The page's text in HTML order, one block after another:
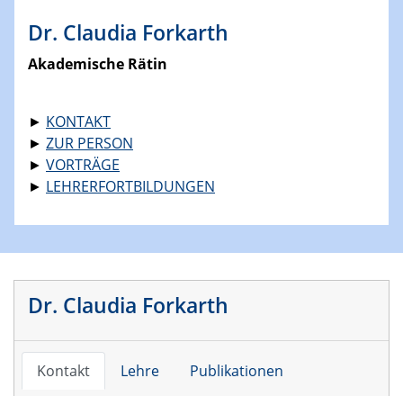
Dr. Claudia Forkarth
Akademische Rätin
► KONTAKT
► ZUR PERSON
► VORTRÄGE
► LEHRERFORTBILDUNGEN
Dr. Claudia Forkarth
Kontakt Lehre
Publikationen